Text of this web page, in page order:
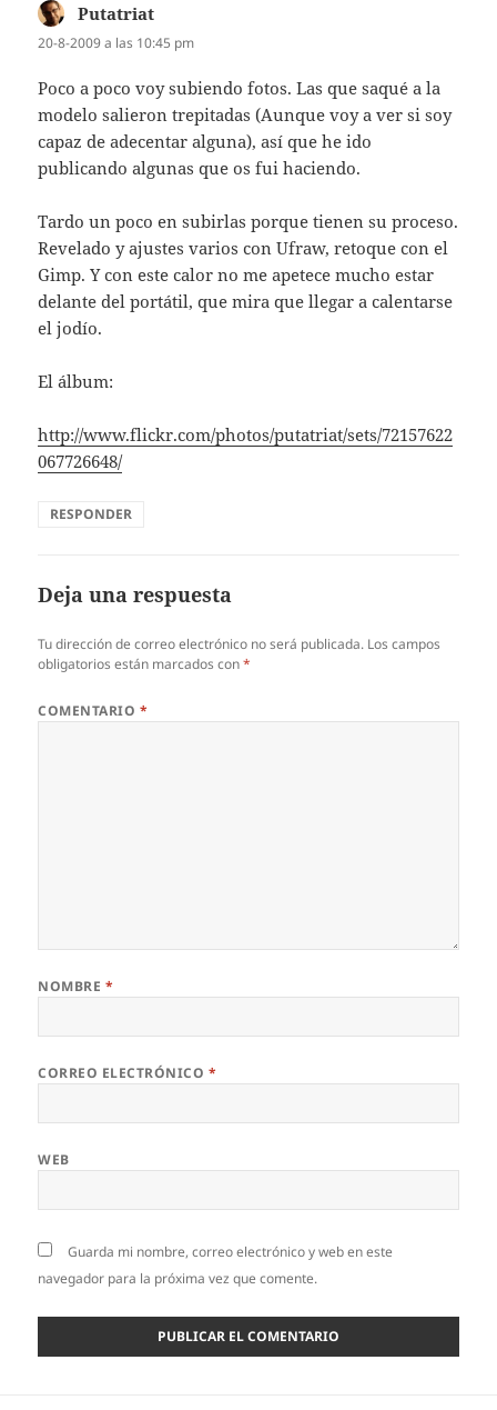
Putatriat
20-8-2009 a las 10:45 pm
Poco a poco voy subiendo fotos. Las que saqué a la
modelo salieron trepitadas (Aunque voy a ver si soy
capaz de adecentar alguna), así que he ido
publicando algunas que os fui haciendo.
Tardo un poco en subirlas porque tienen su proceso.
Revelado y ajustes varios con Ufraw, retoque con el
Gimp. Y con este calor no me apetece mucho estar
delante del portátil, que mira que llegar a calentarse
el jodío.
El álbum:
http://www.flickr.com/photos/putatriat/sets/72157622
067726648/
RESPONDER
Deja una respuesta
Tu dirección de correo electrónico no será publicada. Los campos
obligatorios están marcados con*
COMENTARIO *
NOMBRE *
CORREO ELECTRÓNICO *
WEB
Guarda mi nombre, correo electrónico y web en este
navegador para la próxima vez que comente.